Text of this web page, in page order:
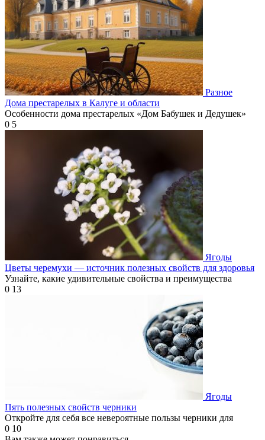
Разное
Дома престарелых в Калуге и области
Особенности дома престарелых «Дом Бабушек и Дедушек»
0 5
Ягоды
Цветы черемухи — источник полезных свойств для здоровья
Узнайте, какие удивительные свойства и преимущества
0 13
Ягоды
Пять полезных свойств черники
Откройте для себя все невероятные пользы черники для
0 10